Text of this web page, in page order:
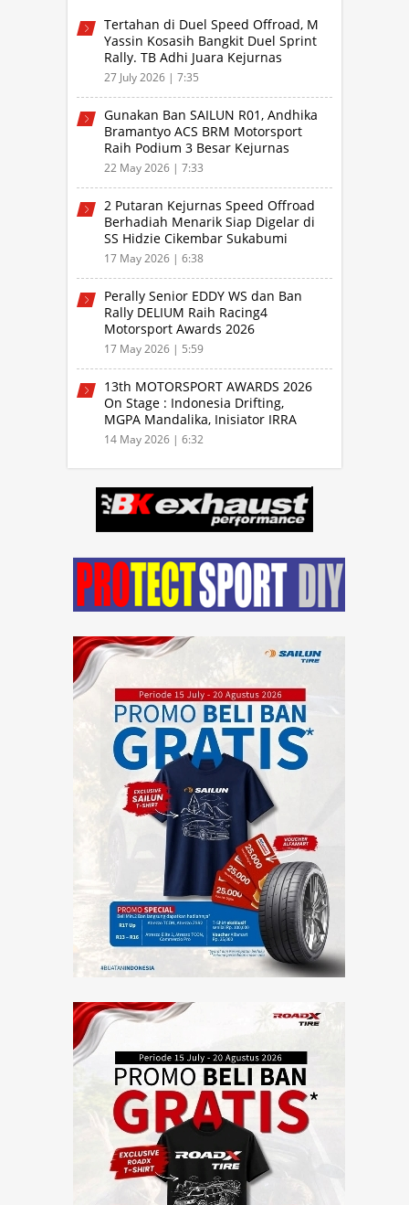
Tertahan di Duel Speed Offroad, M
Yassin Kosasih Bangkit Duel Sprint
Rally. TB Adhi Juara Kejurnas
Speed Offroad Putaran 3 Jabar
27 July 2026 | 7:35
Gunakan Ban SAILUN R01, Andhika
Bramantyo ACS BRM Motorsport
Raih Podium 3 Besar Kejurnas
Drifting Bandung 2026
22 May 2026 | 7:33
2 Putaran Kejurnas Speed Offroad
Berhadiah Menarik Siap Digelar di
SS Hidzie Cikembar Sukabumi
17 May 2026 | 6:38
Perally Senior EDDY WS dan Ban
Rally DELIUM Raih Racing4
Motorsport Awards 2026
17 May 2026 | 5:59
13th MOTORSPORT AWARDS 2026
On Stage : Indonesia Drifting,
MGPA Mandalika, Inisiator IRRA
dan International Rally Drivers
14 May 2026 | 6:32